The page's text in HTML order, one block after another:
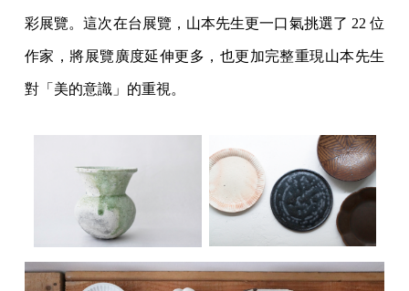
彩展覽。這次在台展覽，山本先生更一口氣挑選了 22 位
作家，將展覽廣度延伸更多，也更加完整重現山本先生
對「美的意識」的重視。